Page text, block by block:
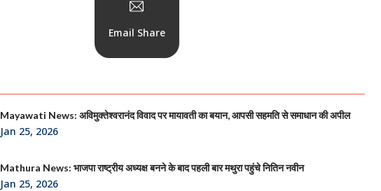
Email Share
Mayawati News: अविमुक्तेश्वरानंद विवाद पर मायावती का बयान, आपसी सहमति से समाधान की अपील
Jan 25, 2026
Mathura News: भाजपा राष्ट्रीय अध्यक्ष बनने के बाद पहली बार मथुरा पहुंचे नितिन नवीन
Jan 25, 2026